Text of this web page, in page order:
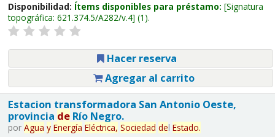
Disponibilidad: Ítems disponibles para préstamo: Signatura
topográfica: 621.374.5/A282/v.4 (1).
Hacer reserva
Agregar al carrito
Estacion transformadora San Antonio Oeste,
provincia deRío Negro.
por Agua y Energía Eléctrica, Sociedad del Estado.